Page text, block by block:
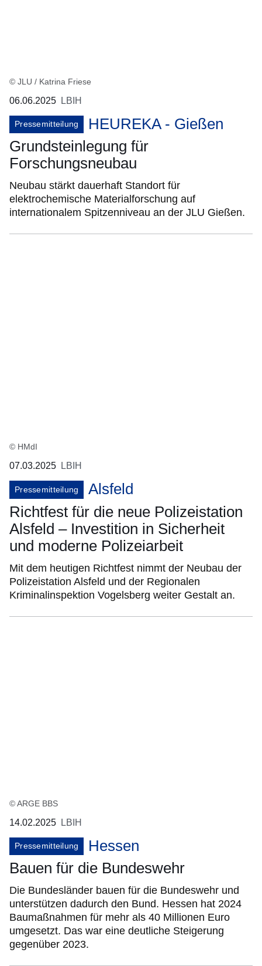
© JLU / Katrina Friese
06.06.2025 LBIH
Pressemitteilung
HEUREKA - Gießen
Grundsteinlegung für
Forschungsneubau
Neubau stärkt dauerhaft Standort für
elektrochemische Materialforschung auf
internationalem Spitzenniveau an der JLU Gießen.
© HMdI
07.03.2025 LBIH
Pressemitteilung
Alsfeld
Richtfest für die neue Polizeistation
Alsfeld – Investition in Sicherheit
und moderne Polizeiarbeit
Mit dem heutigen Richtfest nimmt der Neubau der
Polizeistation Alsfeld und der Regionalen
Kriminalinspektion Vogelsberg weiter Gestalt an.
© ARGE BBS
14.02.2025 LBIH
Pressemitteilung
Hessen
Bauen für die Bundeswehr
Die Bundesländer bauen für die Bundeswehr und
unterstützen dadurch den Bund. Hessen hat 2024
Baumaßnahmen für mehr als 40 Millionen Euro
umgesetzt. Das war eine deutliche Steigerung
gegenüber 2023.